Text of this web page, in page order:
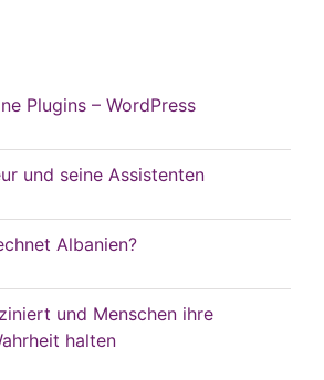
Plugins – WordPress
und seine Assistenten
Albanien?
und Menschen ihre
halten